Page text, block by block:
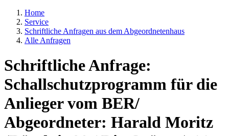
Home
Service
Schriftliche Anfragen aus dem Abgeordnetenhaus
Alle Anfragen
Schriftliche Anfrage:
Schallschutzprogramm für die
Anlieger vom BER/
Abgeordneter: Harald Moritz